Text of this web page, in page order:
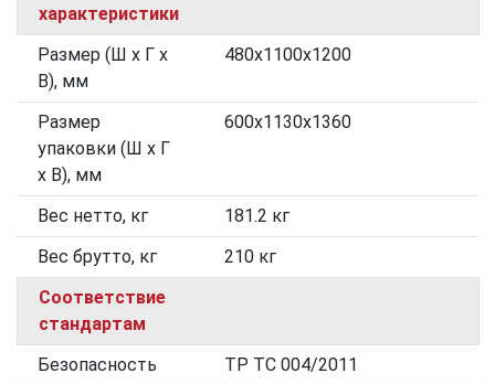
характеристики
Размер (Ш х Г х
В), мм
480х1100х1200
Размер
упаковки (Ш х Г
х В), мм
600х1130х1360
Вес нетто, кг
181.2 кг
Вес брутто, кг
210 кг
Соответствие
стандартам
Безопасность
ТР ТС 004/2011